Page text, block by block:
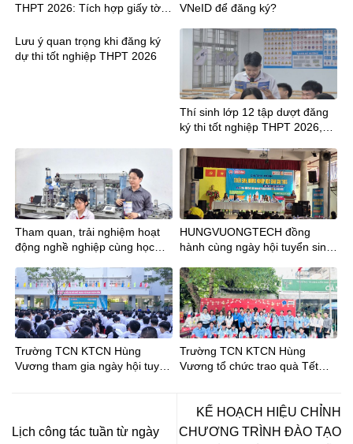
THPT 2026: Tích hợp giấy tờ,
ngày
VNeID để đăng ký?
Lưu ý quan trọng khi đăng ký
dự thi tốt nghiệp THPT 2026
Thí sinh lớp 12 tập dượt đăng
ký thi tốt nghiệp THPT 2026,
Tham quan, trải nghiệm hoạt
động nghề nghiệp cùng học
Lưu tại Trường TCN
KTCNHùng Vương
HUNGVUONGTECH đồng
hành cùng ngày hội tuyển sinh
Trường TCN KTCN Hùng
Vương tham gia ngày hội tuyển
Trường TCN KTCN Hùng
Vương tổ chức trao quà Tết
Lịch công tác tuần từ ngày
KẾ HOẠCH HIỆU CHỈNH
CHƯƠNG TRÌNH ĐÀO TẠO